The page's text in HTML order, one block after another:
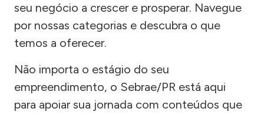
seu negócio a crescer e prosperar. Navegue
por nossas categorias e descubra o que
temos a oferecer.
Não importa o estágio do seu
empreendimento, o Sebrae/PR está aqui
para apoiar sua jornada com conteúdos que